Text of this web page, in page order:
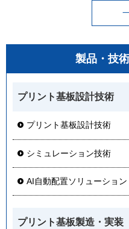
製品・技
プリント基板設計技術
プリント基板設計技術
シミュレーション技術
AI自動配置ソリューション
プリント基板製造・実装